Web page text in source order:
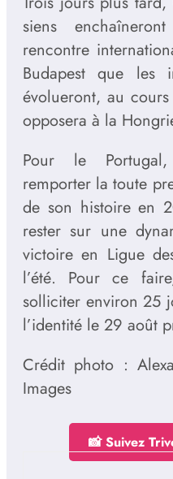
siens
rencontre
Budapest que les
évolueront, au
opposera à la
Pour le
remporter la toute
de son histoire en
rester sur une
victoire en Ligue
l’été. Pour ce
solliciter environ 25
l’identité le 29 août
Crédit photo :
Images
📸 Suivez